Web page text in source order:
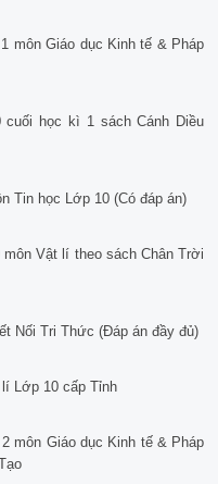
môn Giáo dục Kinh tế & Pháp
học kì 1 sách Cánh Diều
Tin học Lớp 10 (Có đáp án)
Vật lí theo sách Chân Trời
Nối Tri Thức (Đáp án đầy đủ)
Lớp 10 cấp Tỉnh
môn Giáo dục Kinh tế & Pháp